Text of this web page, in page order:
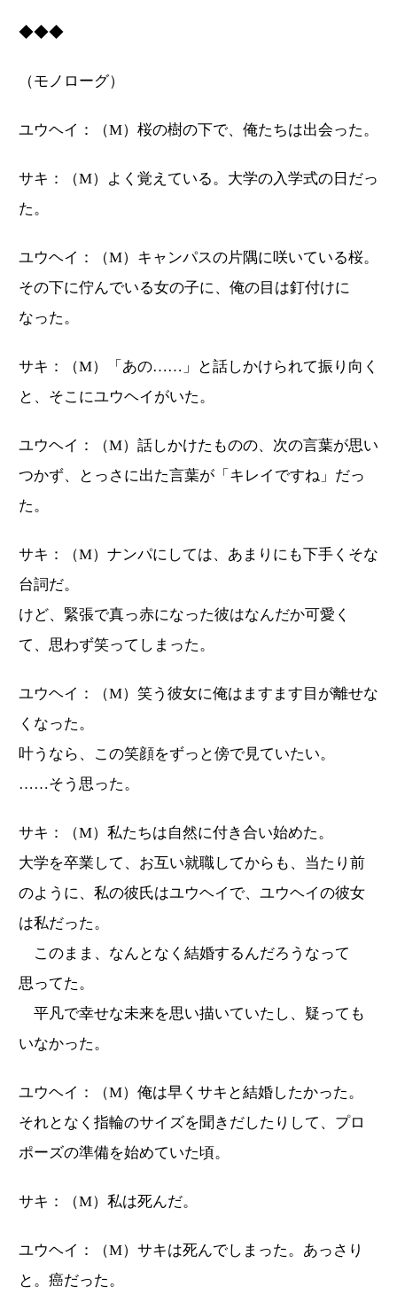
◆◆◆
（モノローグ）
ユウヘイ：（M）桜の樹の下で、俺たちは出会った。
サキ：（M）よく覚えている。大学の入学式の日だっ
た。
ユウヘイ：（M）キャンパスの片隅に咲いている桜。
その下に佇んでいる女の子に、俺の目は釘付けに
なった。
サキ：（M）「あの……」と話しかけられて振り向く
と、そこにユウヘイがいた。
ユウヘイ：（M）話しかけたものの、次の言葉が思い
つかず、とっさに出た言葉が「キレイですね」だっ
た。
サキ：（M）ナンパにしては、あまりにも下手くそな
台詞だ。
けど、緊張で真っ赤になった彼はなんだか可愛く
て、思わず笑ってしまった。
ユウヘイ：（M）笑う彼女に俺はますます目が離せな
くなった。
叶うなら、この笑顔をずっと傍で見ていたい。
……そう思った。
サキ：（M）私たちは自然に付き合い始めた。
大学を卒業して、お互い就職してからも、当たり前
のように、私の彼氏はユウヘイで、ユウヘイの彼女
は私だった。
このまま、なんとなく結婚するんだろうなって
思ってた。
平凡で幸せな未来を思い描いていたし、疑っても
いなかった。
ユウヘイ：（M）俺は早くサキと結婚したかった。
それとなく指輪のサイズを聞きだしたりして、プロ
ポーズの準備を始めていた頃。
サキ：（M）私は死んだ。
ユウヘイ：（M）サキは死んでしまった。あっさり
と。癌だった。